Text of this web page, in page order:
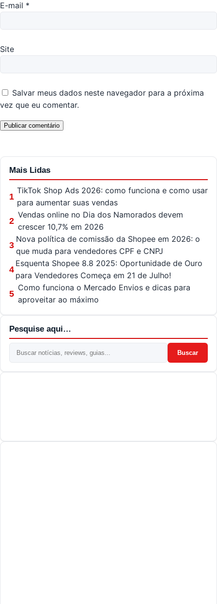
E-mail *
Site
Salvar meus dados neste navegador para a próxima
vez que eu comentar.
Mais Lidas
1
TikTok Shop Ads 2026: como funciona e como usar
para aumentar suas vendas
2
Vendas online no Dia dos Namorados devem
crescer 10,7% em 2026
3
Nova política de comissão da Shopee em 2026: o
que muda para vendedores CPF e CNPJ
4
Esquenta Shopee 8.8 2025: Oportunidade de Ouro
para Vendedores Começa em 21 de Julho!
5
Como funciona o Mercado Envios e dicas para
aproveitar ao máximo
Pesquise aqui…
Buscar